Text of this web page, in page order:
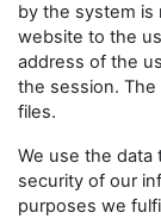
by the system is
website to the
address of the
the session. The
files.
We use the
security of our
purposes we